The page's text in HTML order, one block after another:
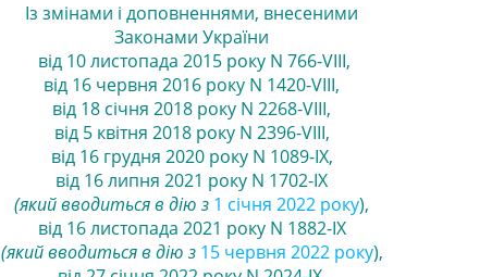
Із змінами і доповненнями, внесеними
Законами України
від 10 листопада 2015 року N 766-VIII,
від 16 червня 2016 року N 1420-VIII,
від 18 січня 2018 року N 2268-VIII,
від 5 квітня 2018 року N 2396-VIII,
від 16 грудня 2020 року N 1089-IX,
від 16 липня 2021 року N 1702-IX
(який вводиться в дію з 1 січня 2022 року),
від 16 листопада 2021 року N 1882-IX
(який вводиться в дію з 15 червня 2022 року),